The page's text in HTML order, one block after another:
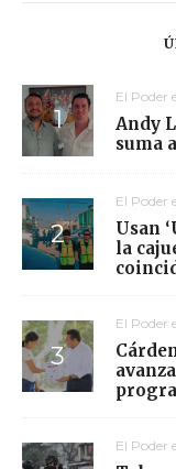
El Poder
Andy
suma
El Poder
Usan
la
El Poder
El Poder